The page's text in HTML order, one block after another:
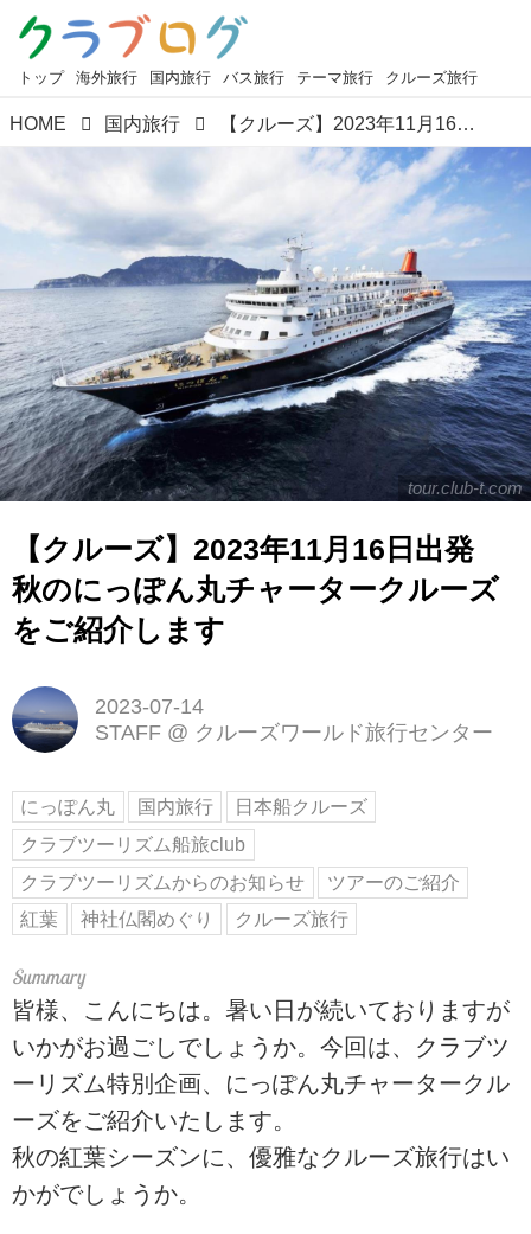
トップ 海外旅行 国内旅行 バス旅行 テーマ旅行 クルーズ旅行
HOME 国内旅行 【クルーズ】2023年11月16日出発 秋のにっぽん丸チャータークルーズをご紹介します
tour.club-t.com
【クルーズ】2023年11月16日出発
秋のにっぽん丸チャータークルーズ
をご紹介します
2023-07-14
STAFF @ クルーズワールド旅行センター
にっぽん丸 国内旅行
日本船クルーズ
クラブツーリズム船旅club
クラブツーリズムからのお知らせ
ツアーのご紹介
紅葉
神社仏閣めぐり クルーズ旅行
皆様、こんにちは。暑い日が続いておりますが
いかがお過ごしでしょうか。今回は、クラブツ
ーリズム特別企画、にっぽん丸チャータークル
ーズをご紹介いたします。
秋の紅葉シーズンに、優雅なクルーズ旅行はい
かがでしょうか。